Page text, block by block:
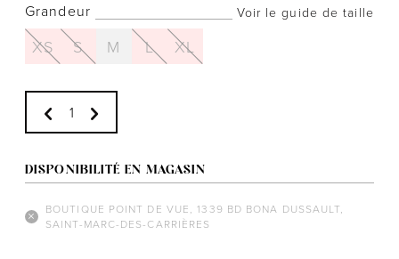
Notre histoire
L'équipe
Grandeur Voir le guide de taille
XS S M L XL
DISPONIBILITÉ EN MAGASIN
BOUTIQUE POINT DE VUE, 1339 BD BONA DUSSAULT,
SAINT-MARC-DES-CARRIÈRES